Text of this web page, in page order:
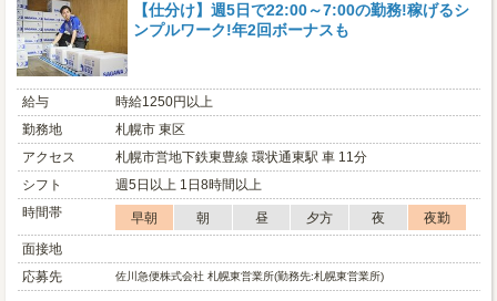
【仕分け】週5日で22:00～7:00の勤務!稼げるシ
ンプルワーク!年2回ボーナスも
給与
時給1250円以上
勤務地
札幌市 東区
アクセス
札幌市営地下鉄東豊線 環状通東駅 車 11分
シフト
週5日以上 1日8時間以上
時間帯
早朝 朝 昼 夕方 夜
夜勤
面接地
応募先
佐川急便株式会社 札幌東営業所(勤務先:札幌東営業所)